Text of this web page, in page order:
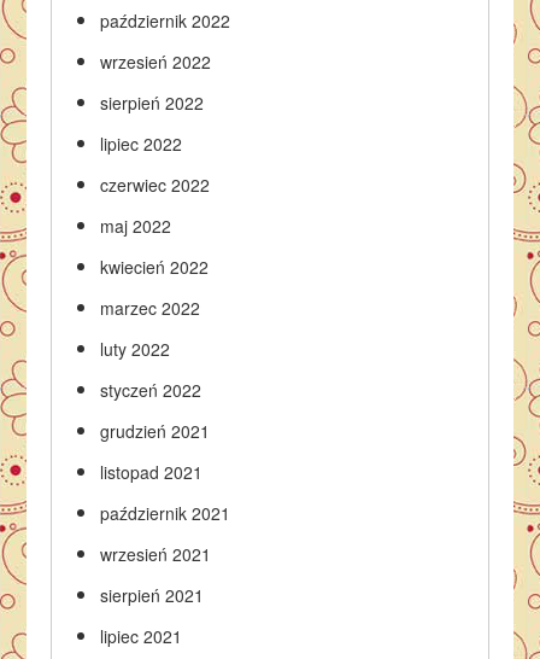
październik 2022
wrzesień 2022
sierpień 2022
lipiec 2022
czerwiec 2022
maj 2022
kwiecień 2022
marzec 2022
luty 2022
styczeń 2022
grudzień 2021
listopad 2021
październik 2021
wrzesień 2021
sierpień 2021
lipiec 2021